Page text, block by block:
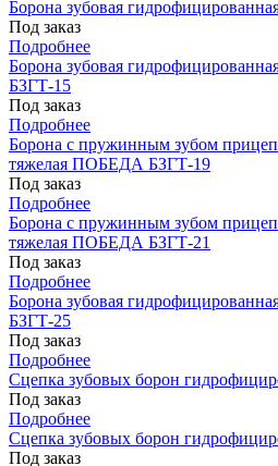
Борона зубовая
Под заказ
Подробнее
Борона зубовая
БЗГТ-15
Под заказ
Подробнее
Борона с пружинным зубом
тяжелая ПОБЕДА БЗГТ-19
Под заказ
Подробнее
Борона с пружинным зубом
тяжелая ПОБЕДА БЗГТ-21
Под заказ
Подробнее
Борона зубовая
БЗГТ-25
Под заказ
Подробнее
Сцепка зубовых борон
Под заказ
Подробнее
Сцепка зубовых борон
Под заказ